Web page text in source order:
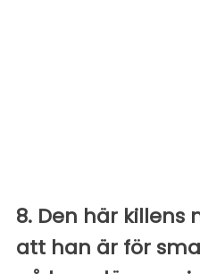
8. Den här
att han är för